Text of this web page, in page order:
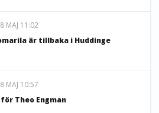
8 MAJ 11:02
är tillbaka i Huddinge
8 MAJ 10:57
Theo Engman